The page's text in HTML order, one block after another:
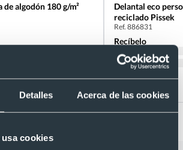
Detalles Acerca de las cookies
cookies
de algodón 180 g/m²
Delantal eco
reciclado Pissek
Ref. 886831
Recíbelo